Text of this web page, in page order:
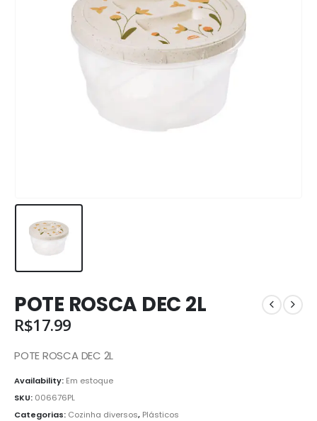
POTE ROSCA DEC 2L
R$17.99
POTE ROSCA DEC 2L
Availability: Em estoque
SKU: 006676PL
Categorias: Cozinha diversos, Plásticos